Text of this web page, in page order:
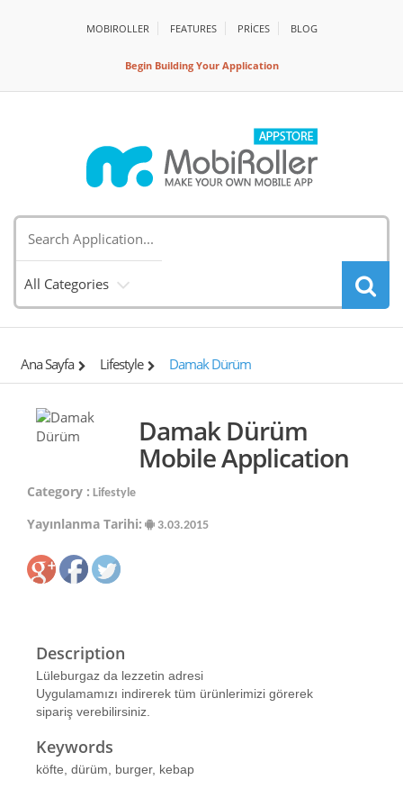
MOBIROLLER FEATURES PRİCES BLOG
Begin Building Your Application
All Categories
Ana Sayfa Lifestyle Damak Dürüm
Damak Dürüm
Mobile Application
Category : Lifestyle
Yayınlanma Tarihi: 3.03.2015
Description
Lüleburgaz da lezzetin adresi
Uygulamamızı indirerek tüm ürünlerimizi görerek
sipariş verebilirsiniz.
Keywords
köfte, dürüm, burger, kebap